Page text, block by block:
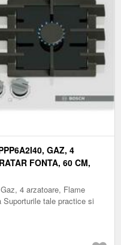
GAZ, 4
FONTA, 60 CM,
4 arzatoare, Flame
tale practice si